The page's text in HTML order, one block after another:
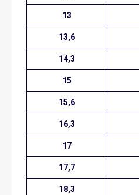
13
13,6
14,3
15
15,6
16,3
17
17,7
18,3